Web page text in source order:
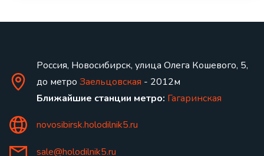
Россия, Новосибирск, улица Олега Кошевого, 5,
до метро Заельцовская - 2012м
Ближайшие станции метро: Гагаринская
novosibirsk.holodilnik5.ru
sale@holodilnik5.ru